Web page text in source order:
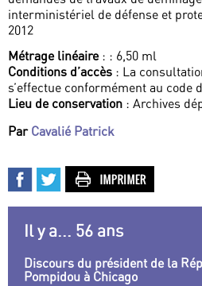
interministériel de défense et
2012
Métrage linéaire: : 6,50 ml
Conditions d’accès : La
s’effectue conformément au code
Lieu de conservation : Archives
Par Cavalié Patrick
Il y a... 56 ans
Discours du président de la
Pompidou à Chicago